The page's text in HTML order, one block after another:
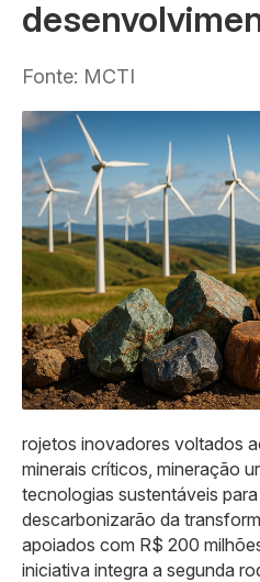
Fonte: MCTI
rojetos inovadores voltados
minerais críticos, mineração
tecnologias sustentáveis
descarbonizarão da
apoiados com R$ 200
iniciativa integra a segunda